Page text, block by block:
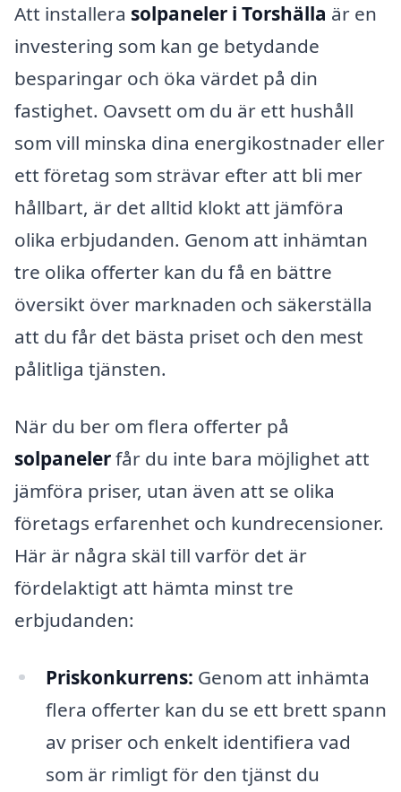
Att installera solpaneler i Torshälla är en
investering som kan ge betydande
besparingar och öka värdet på din
fastighet. Oavsett om du är ett hushåll
som vill minska dina energikostnader eller
ett företag som strävar efter att bli mer
hållbart, är det alltid klokt att jämföra
olika erbjudanden. Genom att inhämtan
tre olika offerter kan du få en bättre
översikt över marknaden och säkerställa
att du får det bästa priset och den mest
pålitliga tjänsten.
När du ber om flera offerter på
solpanelerfår du inte bara möjlighet att
jämföra priser, utan även att se olika
företags erfarenhet och kundrecensioner.
Här är några skäl till varför det är
fördelaktigt att hämta minst tre
erbjudanden:
Priskonkurrens: Genom att inhämta
flera offerter kan du se ett brett spann
av priser och enkelt identifiera vad
som är rimligt för den tjänst du